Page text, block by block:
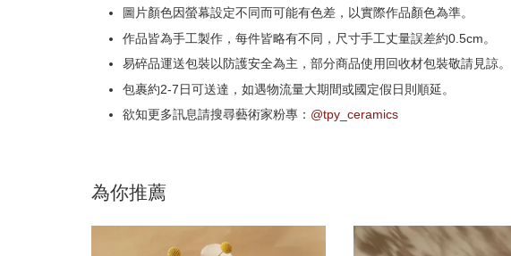
圖片顏色因螢幕設定不同而可能有色差，以實際作品顏色為準。
作品皆為手工製作，每件皆略有不同，尺寸手工丈量誤差約0.5cm。
易碎品運送包裝以防護安全為主，部分商品使用回收材包裝敬請見諒。
包裹約2-7日可送達，如遇物流量大期間或國定假日則順延。
欲知更多訊息請搜尋藝術家粉專： @tpy_ceramics
為你推薦